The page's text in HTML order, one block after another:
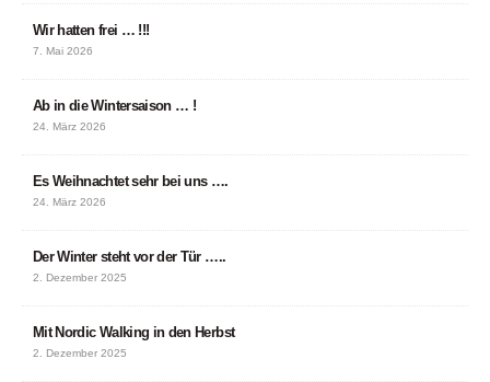
Wir hatten frei … !!!
7. Mai 2026
Ab in die Wintersaison … !
24. März 2026
Es Weihnachtet sehr bei uns ….
24. März 2026
Der Winter steht vor der Tür …..
2. Dezember 2025
Mit Nordic Walking in den Herbst
2. Dezember 2025